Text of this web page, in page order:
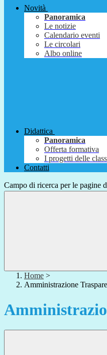
Novità
Panoramica
Le notizie
Calendario eventi
Le circolari
Albo online
Didattica
Panoramica
Offerta formativa
I progetti delle
Contatti
Campo di ricerca per le pagine
Home >
Amministrazione